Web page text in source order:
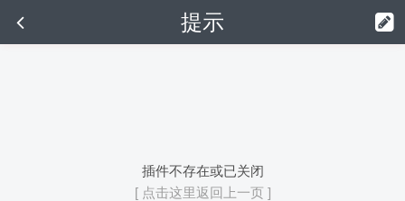
提示
插件不存在或已关闭
[ 点击这里返回上一页 ]